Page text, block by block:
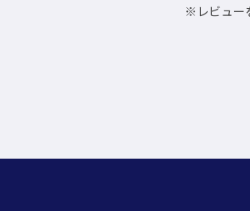
※レビュー